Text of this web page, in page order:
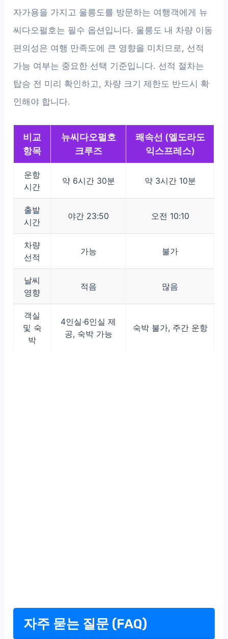
자가용을 가지고 울릉도를 방문하는 여행객에게 뉴
씨다오펄호는 필수 옵션입니다. 울릉도 내 차량 이동
편의성은 여행 만족도에 큰 영향을 미치므로, 선적
가능 여부는 중요한 선택 기준입니다. 선적 절차는
탑승 전 미리 확인하고, 차량 크기 제한도 반드시 확
인해야 합니다.
비교
항목
뉴씨다오펄호
크루즈
쾌속선 (엘도라도
익스프레스)
운항
시간
약 6시간 30분 약 3시간 10분
출발
시간
야간 23:50 오전 10:10
차량
선적
가능 불가
날씨
영향
적음 많음
객실
및 숙
박
4인실·6인실 제
공, 숙박 가능
숙박 불가, 주간 운항
자주 묻는 질문 (FAQ)